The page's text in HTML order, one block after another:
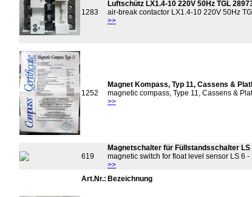
1283
Luftschütz LX1.4-10 220V 50Hz TGL
air-break contactor LX1.4-10 220V 50Hz
>>
1252
Magnet Kompass, Typ 11, Cassens &
magnetic compass, Type 11, Cassens &
>>
619
Magnetschalter für Füllstandsschalter LS
magnetic switch for float level sensor LS 6 -
>>
Art.Nr.: Bezeichnung